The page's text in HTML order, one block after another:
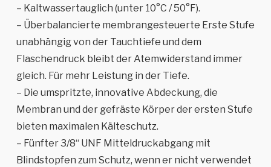
– Kaltwassertauglich (unter 10°C / 50°F).
– Überbalancierte membrangesteuerte Erste Stufe
unabhängig von der Tauchtiefe und dem
Flaschendruck bleibt der Atemwiderstand immer
gleich. Für mehr Leistung in der Tiefe.
– Die umspritzte, innovative Abdeckung, die
Membran und der gefräste Körper der ersten Stufe
bieten maximalen Kälteschutz.
– Fünfter 3/8‘‘ UNF Mitteldruckabgang mit
Blindstopfen zum Schutz, wenn er nicht verwendet